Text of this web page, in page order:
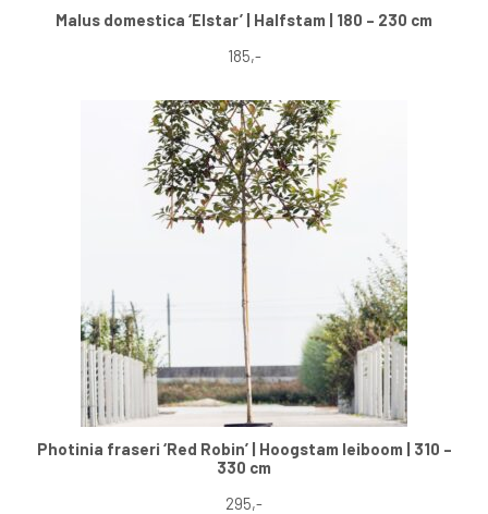
Malus domestica ‘Elstar’ | Halfstam | 180 – 230 cm
185,-
Photinia fraseri ‘Red Robin’ | Hoogstam leiboom | 310 –
330 cm
295,-